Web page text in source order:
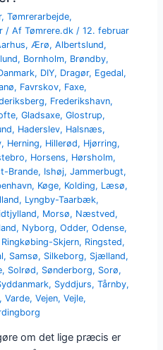
,Tømrerarbejde,
/ AfTømrere.dk/12. februar
,Ærø,Albertslund,
, Bornholm, Brøndby,
, DIY, Dragør, Egedal,
, Favrskov, Faxe,
, Frederikshavn,
,Gladsaxe,Glostrup,
, Haderslev, Halsnæs,
, Herning, Hillerød, Hjørring,
, Horsens, Hørsholm,
Brande, Ishøj,Jammerbugt,
, Køge, Kolding, Læsø,
, Lyngby-Taarbæk,
, Morsø, Næstved,
, Nyborg,Odder,Odense,
Ringkøbing-Skjern, Ringsted,
, Samsø, Silkeborg, Sjælland,
, Solrød, Sønderborg, Sorø,
, Syddjurs,Tårnby,
,Varde,Vejen,Vejle,
om det lige præcis er